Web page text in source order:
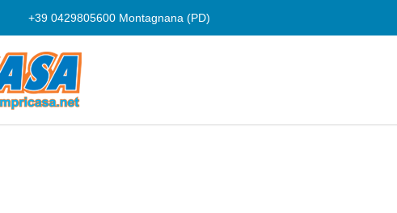
+39 0429805600 Montagnana (PD)